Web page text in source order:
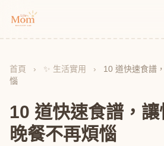
首頁 › ✨ 生活實用 ›
10 道快速食譜
惱
10 道快速食譜，
晚餐不再煩惱